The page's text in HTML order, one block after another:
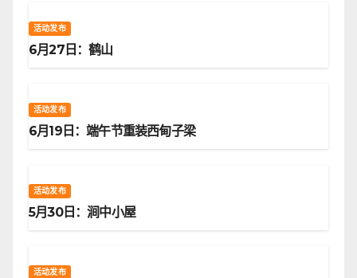
活动发布
6月27日：鹤山
活动发布
6月19日：端午节重装西甸子梁
活动发布
5月30日：涧中小屋
活动发布